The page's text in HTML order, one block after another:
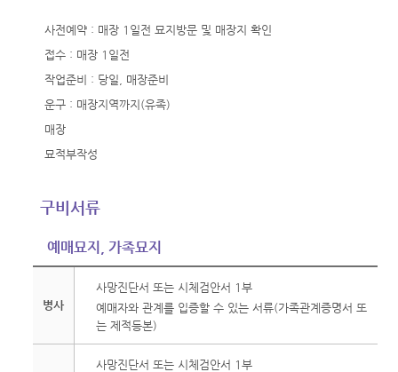
사전예약 : 매장 1일전 묘지방문 및 매장지 확인
접수 : 매장 1일전
작업준비 : 당일, 매장준비
운구 : 매장지역까지(유족)
매장
묘적부작성
구비서류
예매묘지, 가족묘지
병사
사망진단서 또는 시체검안서 1부
예매자와 관계를 입증할 수 있는 서류(가족관계증명서 또
는 제적등본)
사망진단서 또는 시체검안서 1부